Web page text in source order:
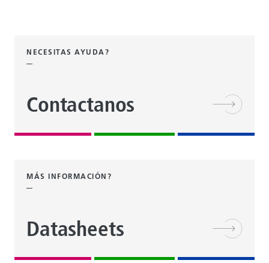
NECESITAS AYUDA?
Contactanos
MÁS INFORMACIÓN?
Datasheets